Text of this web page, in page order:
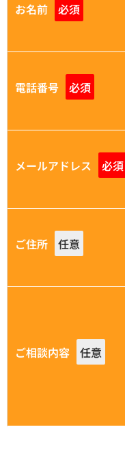
お名前 必須
電話番号 必須
メールアドレス 必須
ご住所 任意
ご相談内容 任意